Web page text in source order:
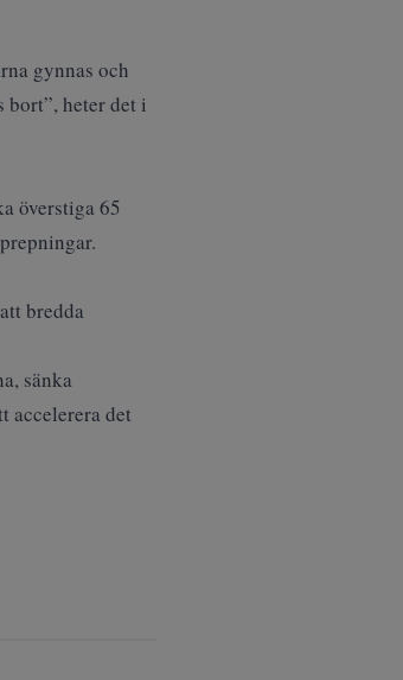
gynnas och
bort”, heter det i
överstiga 65
bredda
sänka
accelerera det